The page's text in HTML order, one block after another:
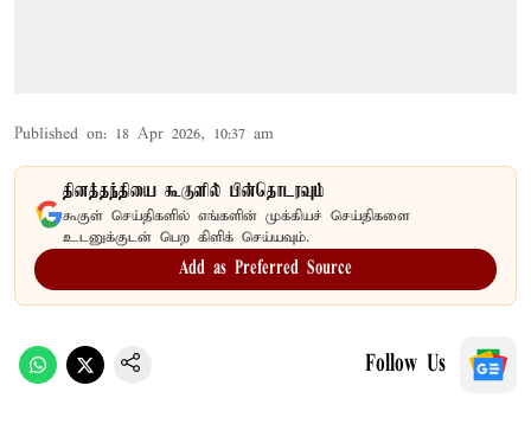
Published on: 18 Apr 2026, 10:37 am
தினத்தந்தியை கூகுளில் பின்தொடரவும்
கூகுள் செய்திகளில் எங்களின் முக்கியச் செய்திகளை
உடனுக்குடன் பெற கிளிக் செய்யவும்.
Add as Preferred Source
Follow Us